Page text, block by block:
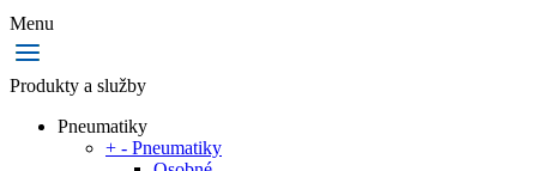
Menu
Produkty a služby
Pneumatiky
+ - Pneumatiky